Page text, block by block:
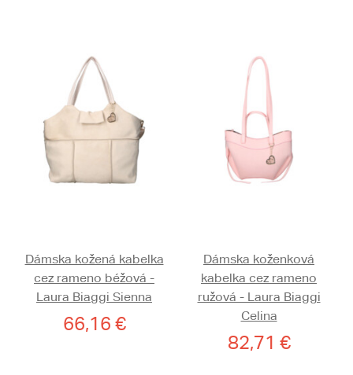
Dámska kožená kabelka
cez rameno béžová -
Laura Biaggi Sienna
66,16 €
Dámska koženková
kabelka cez rameno
ružová - Laura Biaggi
Celina
82,71 €